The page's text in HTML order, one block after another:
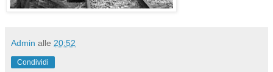
Admin alle 20:52
Condividi